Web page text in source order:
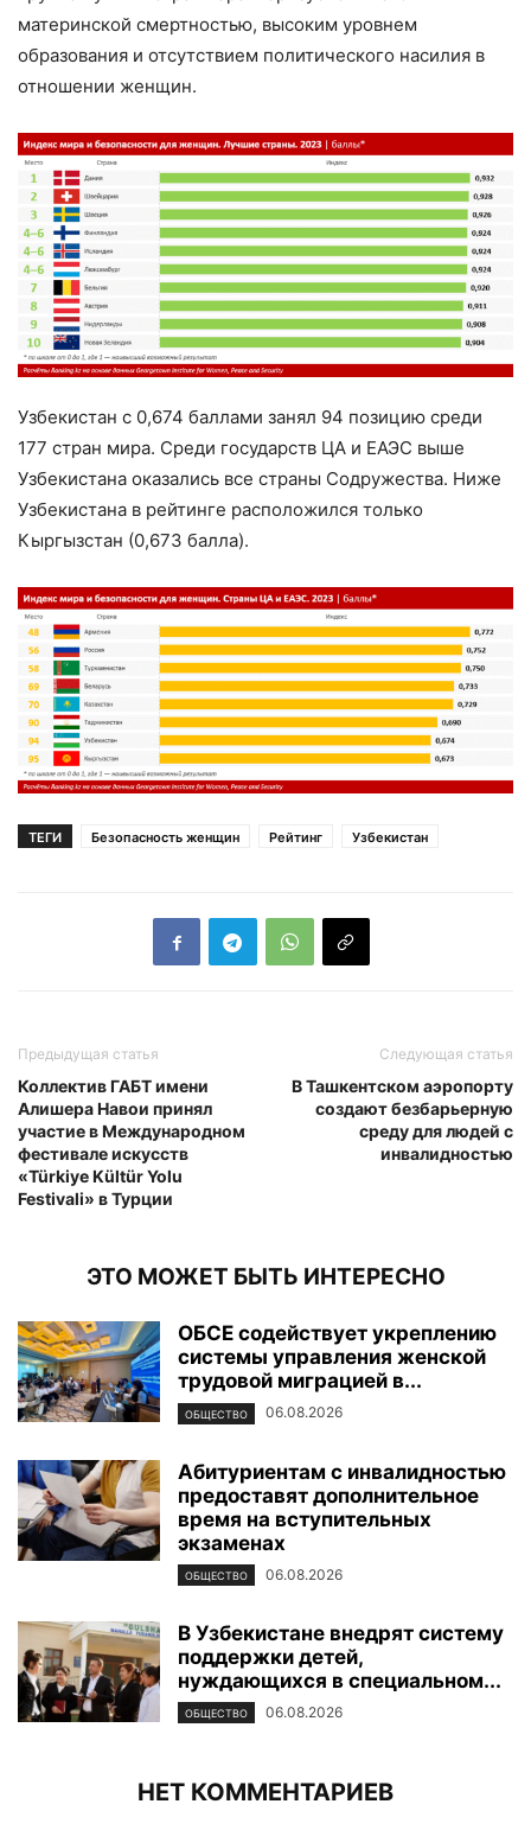
материнской смертностью, высоким уровнем
образования и отсутствием политического насилия в
отношении женщин.
Узбекистан с 0,674 баллами занял 94 позицию среди
177 стран мира. Среди государств ЦА и ЕАЭС выше
Узбекистана оказались все страны Содружества. Ниже
Узбекистана в рейтинге расположился только
Кыргызстан (0,673 балла).
ТЕГИ Безопасность женщин Рейтинг Узбекистан
Предыдущая статья
Коллектив ГАБТ имени
Алишера Навои принял
участие в Международном
фестивале искусств
«Türkiye Kültür Yolu
Festivali» в Турции
Следующая статья
В Ташкентском аэропорту
создают безбарьерную
среду для людей с
инвалидностью
ЭТО МОЖЕТ БЫТЬ ИНТЕРЕСНО
ОБСЕ содействует укреплению
системы управления женской
трудовой миграцией в...
ОБЩЕСТВО 06.08.2026
Абитуриентам с инвалидностью
предоставят дополнительное
время на вступительных
экзаменах
ОБЩЕСТВО 06.08.2026
В Узбекистане внедрят систему
поддержки детей,
нуждающихся в специальном...
ОБЩЕСТВО 06.08.2026
НЕТ КОММЕНТАРИЕВ